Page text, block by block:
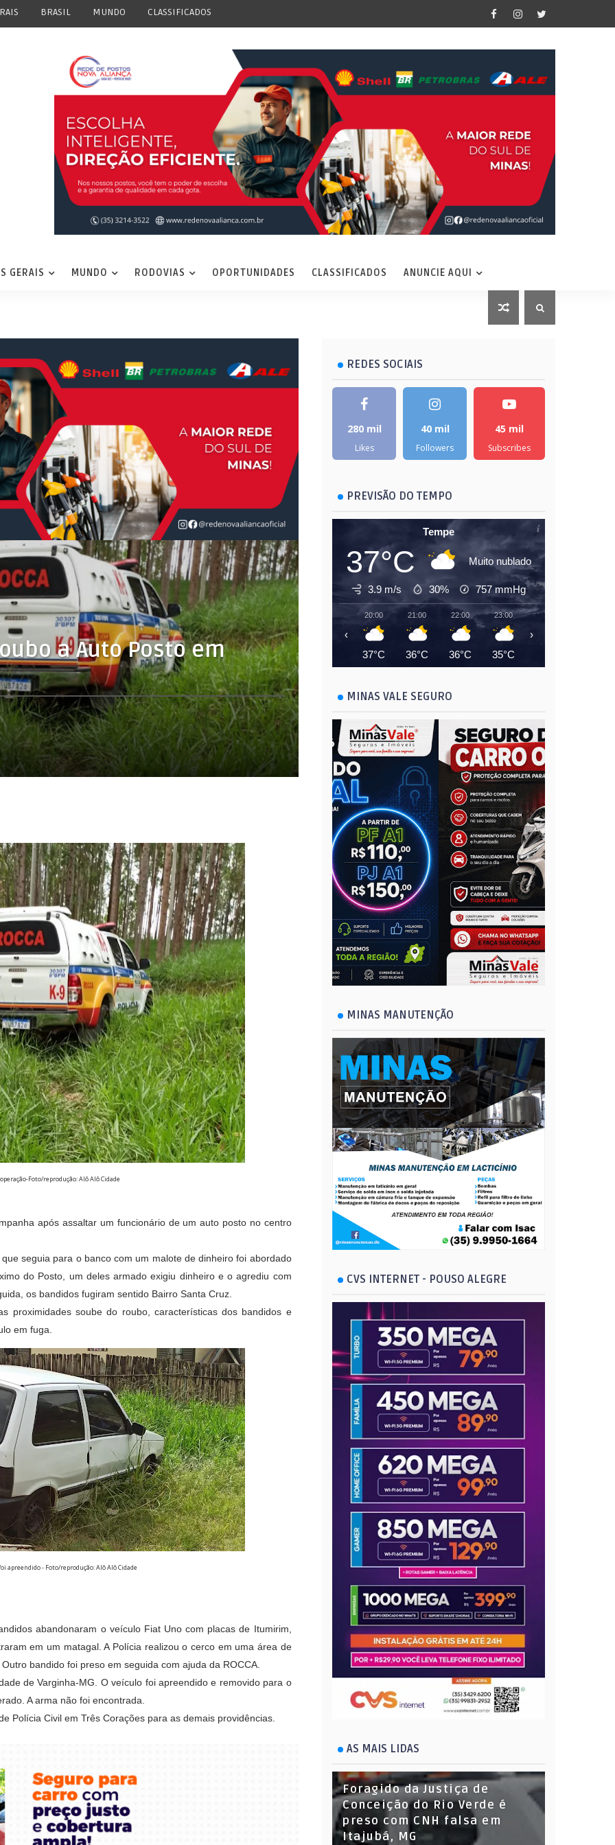
BRASIL MUNDO CLASSIFICADOS
GERAIS MUNDO RODOVIAS OPORTUNIDADES CLASSIFICADOS ANUNCIE AQUI
a Auto Posto em
Foto/reprodução: Alô Alô Cidade
após assaltar um funcionário de um auto posto no centro
seguia para o banco com um malote de dinheiro foi abordado
do Posto, um deles armado exigiu dinheiro e o agrediu com
os bandidos fugiram sentido Bairro Santa Cruz.
proximidades soube do roubo, características dos bandidos e
em fuga.
apreendido - Foto/reprodução: Alô Alô Cidade
abandonaram o veículo Fiat Uno com placas de Itumirim,
em um matagal. A Polícia realizou o cerco em uma área de
bandido foi preso em seguida com ajuda da ROCCA.
de Varginha-MG. O veículo foi apreendido e removido para o
A arma não foi encontrada.
Polícia Civil em Três Corações para as demais providências.
REDES SOCIAIS
280 mil
Likes
40 mil
Followers
45 mil
Subscribes
PREVISÃO DO TEMPO
Tempe
37°C Muito nublado
3.9 m/s 30% 757mmHg
20:00
37°C
21:00
36°C
22:00
36°C
23:00
35°C
00:00
‹ ›
MINAS VALE SEGURO
MINAS MANUTENÇÃO
CVS INTERNET - POUSO ALEGRE
AS MAIS LIDAS
Foragido da Justiça de
Conceição do Rio Verde é
preso com CNH falsa em
Itajubá, MG